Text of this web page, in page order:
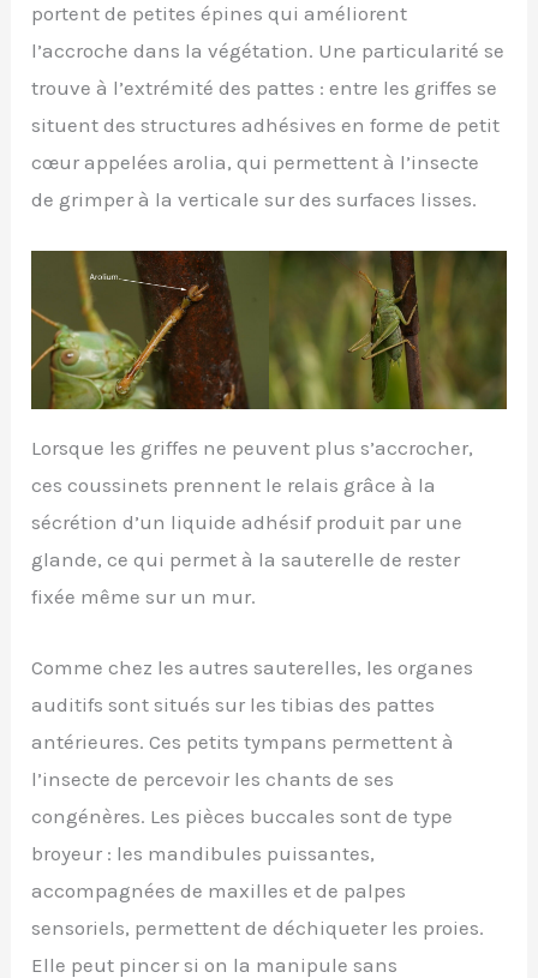
portent de petites épines qui améliorent
l’accroche dans la végétation. Une particularité se
trouve à l’extrémité des pattes : entre les griffes se
situent des structures adhésives en forme de petit
cœur appelées arolia, qui permettent à l’insecte
de grimper à la verticale sur des surfaces lisses.
Lorsque les griffes ne peuvent plus s’accrocher,
ces coussinets prennent le relais grâce à la
sécrétion d’un liquide adhésif produit par une
glande, ce qui permet à la sauterelle de rester
fixée même sur un mur.
Comme chez les autres sauterelles, les organes
auditifs sont situés sur les tibias des pattes
antérieures. Ces petits tympans permettent à
l’insecte de percevoir les chants de ses
congénères. Les pièces buccales sont de type
broyeur : les mandibules puissantes,
accompagnées de maxilles et de palpes
sensoriels, permettent de déchiqueter les proies.
Elle peut pincer si on la manipule sans